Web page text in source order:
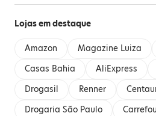
Lojas em destaque
Amazon Magazine Luiza
Casas Bahia
AliExpress
Drogasil
Renner
Drogaria São Paulo